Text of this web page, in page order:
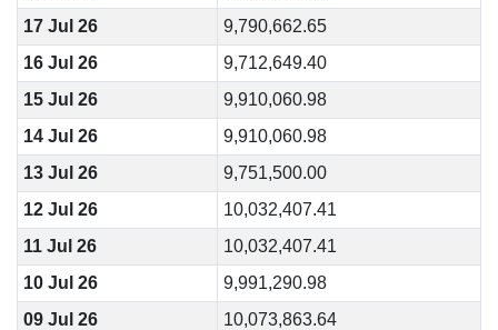
17 Jul 26
9,790,662.65
16 Jul 26
9,712,649.40
15 Jul 26
9,910,060.98
14 Jul 26
9,910,060.98
13 Jul 26
9,751,500.00
12 Jul 26
10,032,407.41
11 Jul 26
10,032,407.41
10 Jul 26
9,991,290.98
09 Jul 26
10,073,863.64